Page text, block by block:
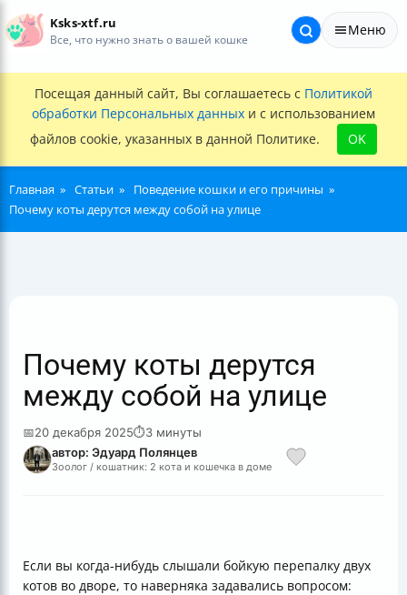
Ksks-xtf.ru
Все, что нужно знать о вашей кошке
Меню
Посещая данный сайт, Вы соглашаетесь с Политикой
обработки Персональных данных и с использованием
файлов cookie, указанных в данной Политике.
OK
Главная Статьи
Поведение кошки и его причины
Почему коты дерутся между собой на улице
Почему коты дерутся
между собой на улице
📅20 декабря 2025⏱3 минуты
автор: Эдуард Полянцев
Зоолог / кошатник: 2 кота и кошечка в доме
Если вы когда-нибудь слышали бойкую перепалку двух
котов во дворе, то наверняка задавались вопросом: